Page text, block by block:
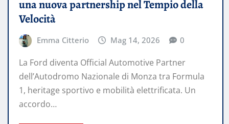
una nuova partnership nel Tempio della
Velocità
Emma Citterio Mag 14, 2026 0
La Ford diventa Official Automotive Partner
dell’Autodromo Nazionale di Monza tra Formula
1, heritage sportivo e mobilità elettrificata. Un
accordo…